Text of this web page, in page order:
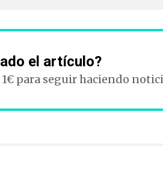
el artículo?
para seguir haciendo